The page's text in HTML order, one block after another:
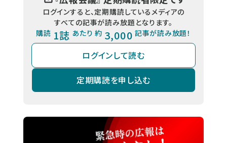
ログインすると、定期購読しているメディアの
すべての記事が読み放題となります。
購読 1誌 あたり 約 3,000 記事が読み放題！
ログインして読む
定期購読を申し込む